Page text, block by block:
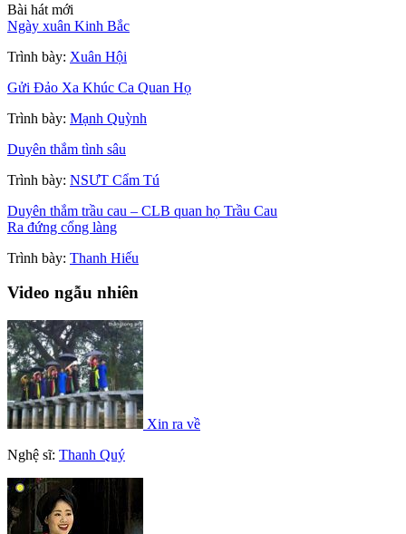
Bài hát mới
Ngày xuân Kinh Bắc
Trình bày: Xuân Hội
Gửi Đảo Xa Khúc Ca Quan Họ
Trình bày: Mạnh Quỳnh
Duyên thắm tình sâu
Trình bày: NSƯT Cẩm Tú
Duyên thắm trầu cau – CLB quan họ Trầu Cau
Ra đứng cổng làng
Trình bày: Thanh Hiếu
Video ngẫu nhiên
Xin ra về
Nghệ sĩ: Thanh Quý